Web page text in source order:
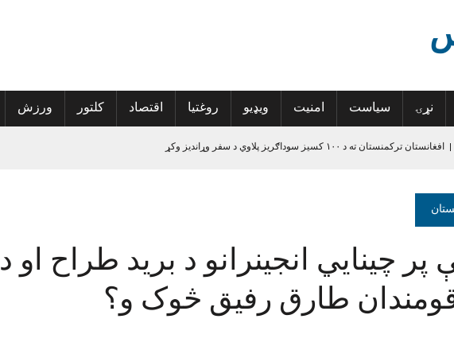
نړۍ سیاست امنیت ویډیو روغتیا اقتصاد کلتور ورزش
| افغانستان ترکمنستان ته د ۱۰۰ کسیز سوداګریز پلاوي د سفر وړاندیز وکړ
ډیجیټلي کجکول، او د خطر سره مخ بسپنه ورکوونکي
لاسي غالیو صادراتو کې پنځه سلنه زیاتوالی راغلی
سازمان: د پولیو د مخنیوي هڅې دې پراخې شي
چینايي انجینرانو د برید طراح او د
طارق رفیق څوک و؟